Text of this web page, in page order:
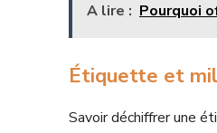
A lire : Pourquoi
Étiquette et
Savoir déchiffrer une